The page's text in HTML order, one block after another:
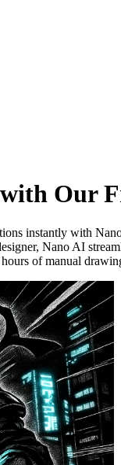
Our
instantly with
Nano AI
of manual